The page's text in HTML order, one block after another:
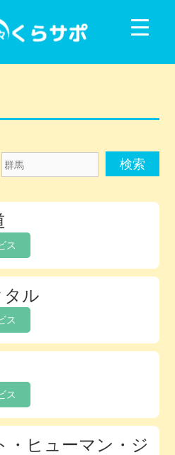
群
馬
ス
タル
ス
ス
・ヒューマン・ジ